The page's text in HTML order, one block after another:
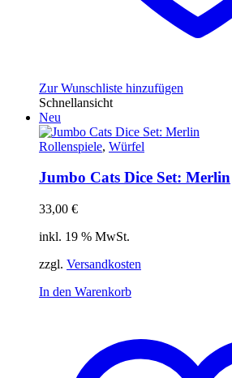
Zur Wunschliste hinzufügen
Schnellansicht
Neu
Rollenspiele, Würfel
Jumbo Cats Dice Set: Merlin
33,00 €
inkl. 19 % MwSt.
zzgl. Versandkosten
In den Warenkorb